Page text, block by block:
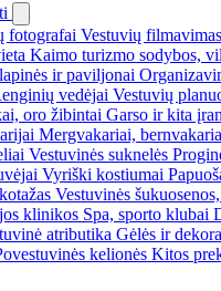
fotografai Vestuvių filmavimas
Kaimo turizmo sodybos,
ir paviljonai
vedėjai Vestuvių
oro žibintai Garso ir kita
Mergvakariai,
Vestuvinės suknelės
Vyriški kostiumai
Vestuvinės
klinikos Spa, sporto klubai
atributika Gėlės ir
kelionės Kitos